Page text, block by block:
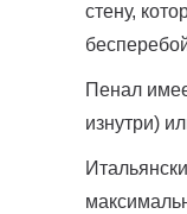
стену,
Пенал
изнутри)